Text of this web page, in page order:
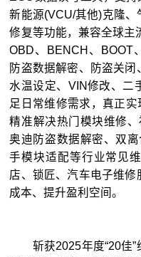
新能源(VCU/其他)克隆
修复等功能，兼容全球主
OBD、BENCH、BOOT
防盗数据解密、防盗关
水温设定、VIN修改、二
足日常维修需求，真正实
精准解决热门模块维修
奥迪防盗数据解密、双
手模块适配等行业常见
店、锁匠、汽车电子维
成本、提升盈利空间。
斩获2025年度“20佳”